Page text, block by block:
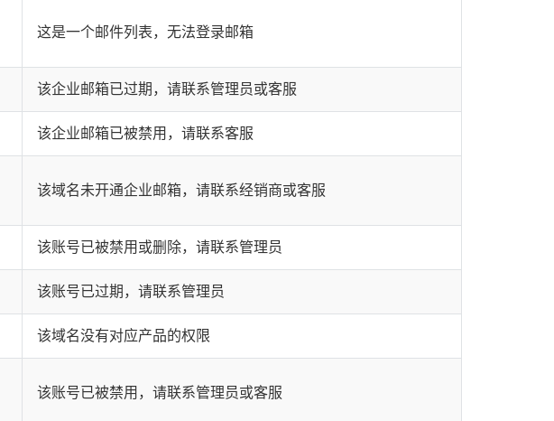
这是一个邮件列表，无法登录邮箱
该企业邮箱已过期，请联系管理员或客服
该企业邮箱已被禁用，请联系客服
该域名未开通企业邮箱，请联系经销商或客服
该账号已被禁用或删除，请联系管理员
该账号已过期，请联系管理员
该域名没有对应产品的权限
该账号已被禁用，请联系管理员或客服